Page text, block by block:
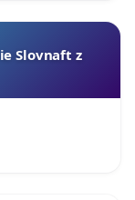
Slovnaft z